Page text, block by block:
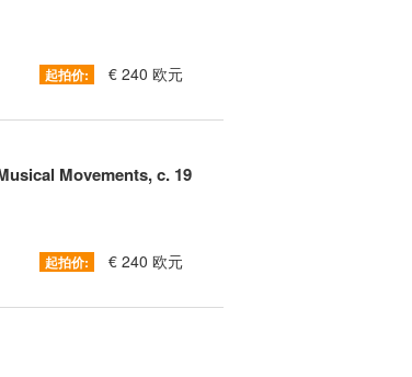
起拍价: € 240 欧元
Movements, c. 19
起拍价: € 240 欧元